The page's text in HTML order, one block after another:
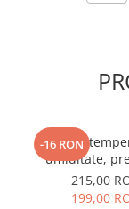
-16 RON
Senzor
umiditate,
miscare
215,00
199,00